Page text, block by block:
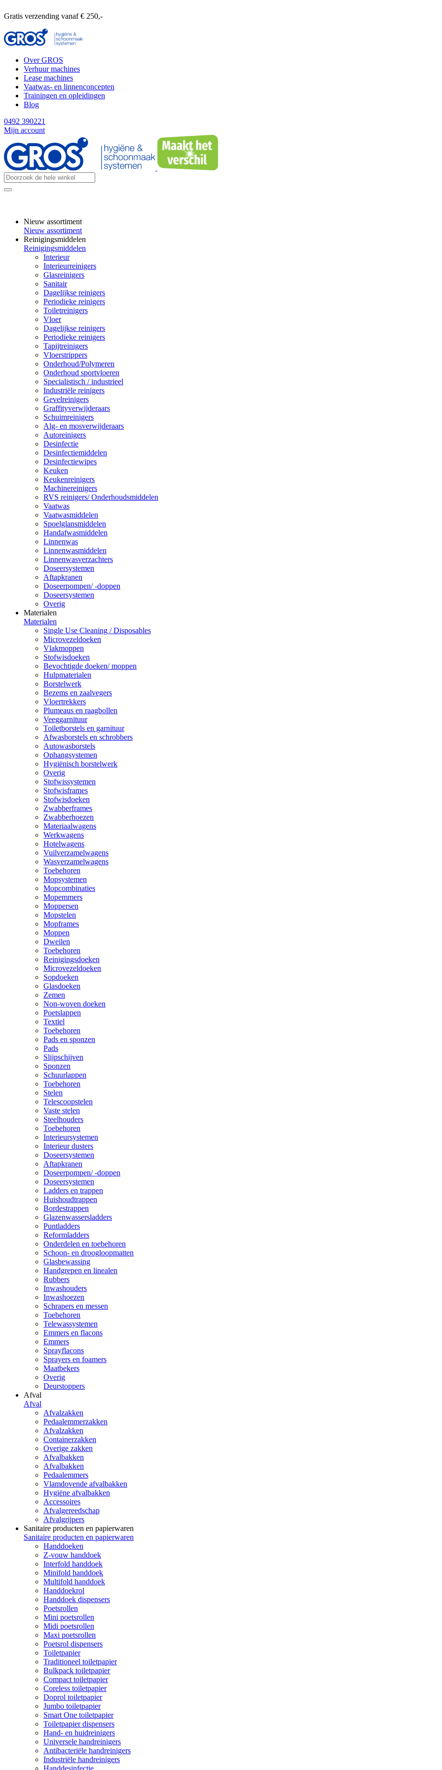
Gratis verzending vanaf € 250,-
Over GROS
Verhuur machines
Lease machines
Vaatwas- en linnenconcepten
Trainingen en opleidingen
Blog
0492 390221
Mijn account
Nieuw assortiment
Nieuw assortiment
Reinigingsmiddelen
Reinigingsmiddelen
Interieur
Interieurreinigers
Glasreinigers
Sanitair
Dagelijkse reinigers
Periodieke reinigers
Toiletreinigers
Vloer
Dagelijkse reinigers
Periodieke reinigers
Tapijtreinigers
Vloerstrippers
Onderhoud/Polymeren
Onderhoud sportvloeren
Specialistisch / industrieel
Industriële reinigers
Gevelreinigers
Graffityverwijderaars
Schuimreinigers
Alg- en mosverwijderaars
Autoreinigers
Desinfectie
Desinfectiemiddelen
Desinfectiewipes
Keuken
Keukenreinigers
Machinereinigers
RVS reinigers/ Onderhoudsmiddelen
Vaatwas
Vaatwasmiddelen
Spoelglansmiddelen
Handafwasmiddelen
Linnenwas
Linnenwasmiddelen
Linnenwasverzachters
Doseersystemen
Aftapkranen
Doseerpompen/ -doppen
Doseersystemen
Overig
Materialen
Materialen
Single Use Cleaning / Disposables
Microvezeldoeken
Vlakmoppen
Stofwisdoeken
Bevochtigde doeken/ moppen
Hulpmaterialen
Borstelwerk
Bezems en zaalvegers
Vloertrekkers
Plumeaus en raagbollen
Veeggarnituur
Toiletborstels en garnituur
Afwasborstels en schrobbers
Autowasborstels
Ophangsystemen
Hygiënisch borstelwerk
Overig
Stofwissystemen
Stofwisframes
Stofwisdoeken
Zwabberframes
Zwabberhoezen
Materiaalwagens
Werkwagens
Hotelwagens
Vuilverzamelwagens
Wasverzamelwagens
Toebehoren
Mopsystemen
Mopcombinaties
Mopemmers
Moppersen
Mopstelen
Mopframes
Moppen
Dweilen
Toebehoren
Reinigingsdoeken
Microvezeldoeken
Sopdoeken
Glasdoeken
Zemen
Non-woven doeken
Poetslappen
Textiel
Toebehoren
Pads en sponzen
Pads
Slijpschijven
Sponzen
Schuurlappen
Toebehoren
Stelen
Telescoopstelen
Vaste stelen
Steelhouders
Toebehoren
Interieursystemen
Interieur dusters
Doseersystemen
Aftapkranen
Doseerpompen/ -doppen
Doseersystemen
Ladders en trappen
Huishoudtrappen
Bordestrappen
Glazenwassersladders
Puntladders
Reformladders
Onderdelen en toebehoren
Schoon- en droogloopmatten
Glasbewassing
Handgrepen en linealen
Rubbers
Inwashouders
Inwashoezen
Schrapers en messen
Toebehoren
Telewassystemen
Emmers en flacons
Emmers
Sprayflacons
Sprayers en foamers
Maatbekers
Overig
Deurstoppers
Afval
Afval
Afvalzakken
Pedaalemmerzakken
Afvalzakken
Containerzakken
Overige zakken
Afvalbakken
Afvalbakken
Pedaalemmers
Vlamdovende afvalbakken
Hygiëne afvalbakken
Accessoires
Afvalgereedschap
Afvalgrijpers
Sanitaire producten en papierwaren
Sanitaire producten en papierwaren
Handdoeken
Z-vouw handdoek
Interfold handdoek
Minifold handdoek
Multifold handdoek
Handdoekrol
Handdoek dispensers
Poetsrollen
Mini poetsrollen
Midi poetsrollen
Maxi poetsrollen
Poetsrol dispensers
Toiletpapier
Traditioneel toiletpapier
Bulkpack toiletpapier
Compact toiletpapier
Coreless toiletpapier
Doprol toiletpapier
Jumbo toiletpapier
Smart One toiletpapier
Toiletpapier dispensers
Hand- en huidreinigers
Universele handreinigers
Antibacteriële handreinigers
Industriële handreinigers